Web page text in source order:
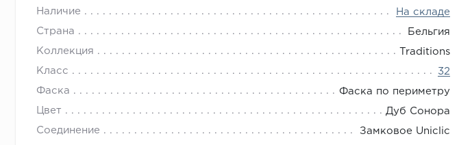
Наличие На складе
Страна Бельгия
Коллекция Traditions
Класс 32
Фаска Фаска по периметру
Цвет Дуб Сонора
Соединение Замковое Uniclic